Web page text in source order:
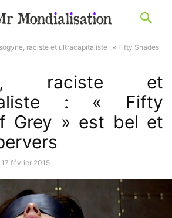
raciste et ultracapitaliste : « Fifty Shades
raciste et
: « Fifty
Grey » est bel et
17 février 2015